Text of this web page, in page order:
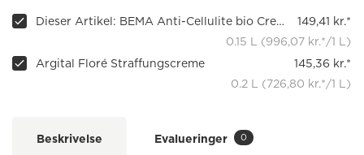
Dieser Artikel: BEMA Anti-Cellulite bio Creme
149,41 kr.*
0.15 L (996,07 kr.*/1 L)
Argital Floré Straffungscreme
145,36 kr.*
0.2 L (726,80 kr.*/1 L)
Beskrivelse Evalueringer 0